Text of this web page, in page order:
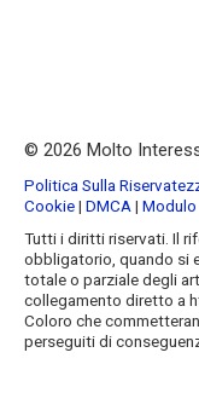
© 2026 Molto
Politica Sulla
Cookie| DMCA |
Tutti i diritti riservati. Il
obbligatorio, quando si
totale o parziale degli
collegamento diretto a
Coloro che
perseguiti di